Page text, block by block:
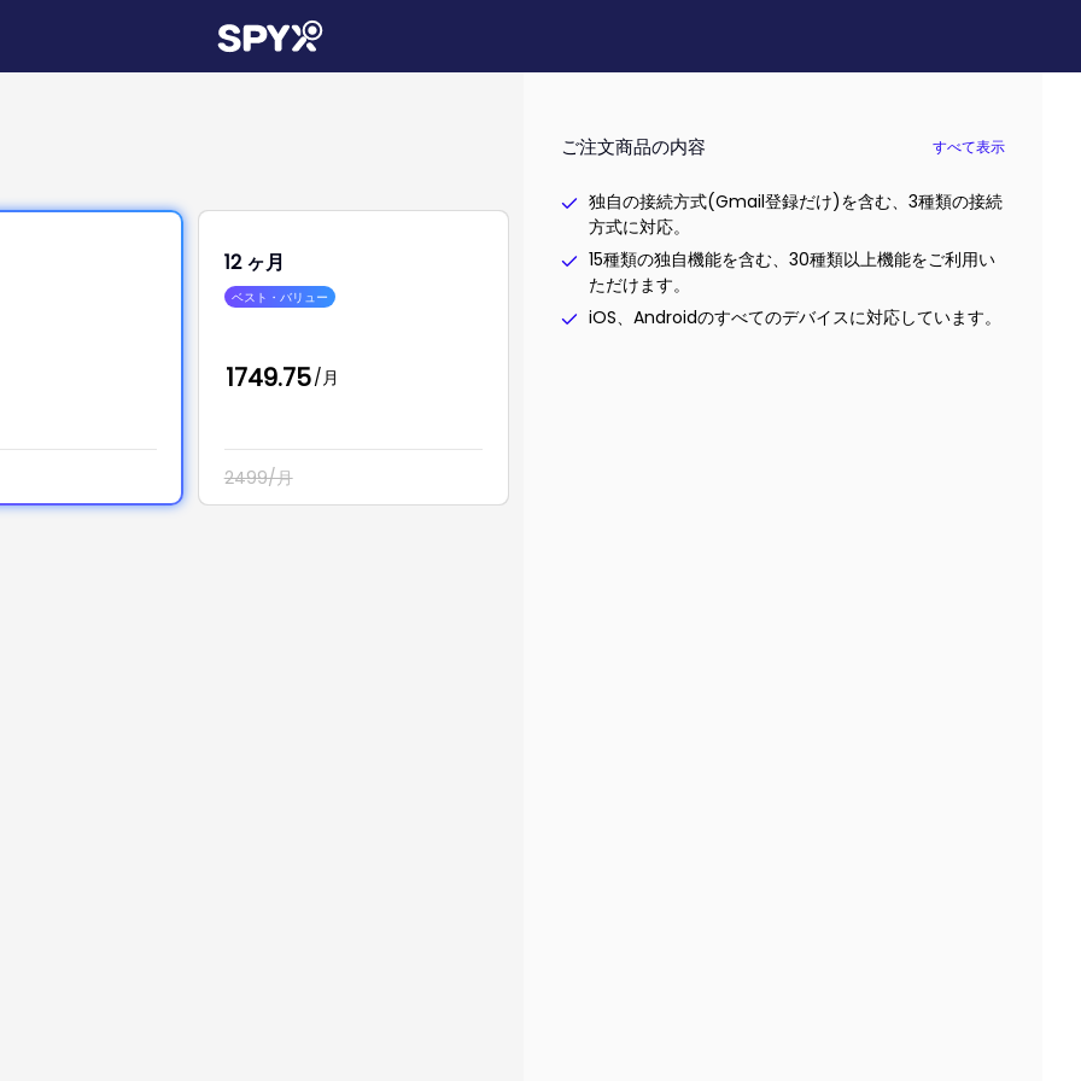
12 ヶ月
ベスト・バリュー
1749.75/月
2499/月
ご注文商品の内容 すべて表示
独自の接続方式(Gmail登録だけ)を含む、3種類の接続
方式に対応。
15種類の独自機能を含む、30種類以上機能をご利用い
ただけます。
iOS、Androidのすべてのデバイスに対応しています。